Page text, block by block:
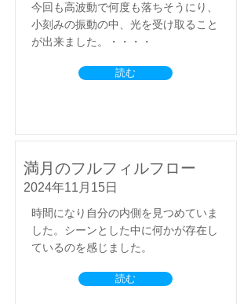
今回も高波動で何度も落ちそうにり、
小刻みの振動の中、光を受け取ること
が出来ました。・・・・
読む
満月のフルフィルフロー
2024年11月15日
時間になり自分の内側を見つめていま
した。シーンとした中に何かが存在し
ているのを感じました。
読む